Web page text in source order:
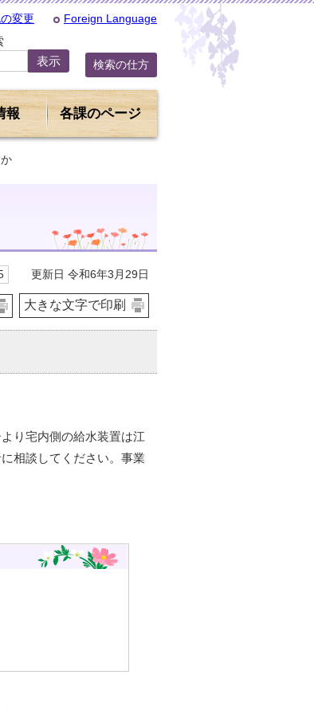
変更 Foreign Language
検索の仕方
報 各課のページ
更新日 令和6年3月29日
大きな文字で印刷
り宅内側の給水装置は江
相談してください。事業